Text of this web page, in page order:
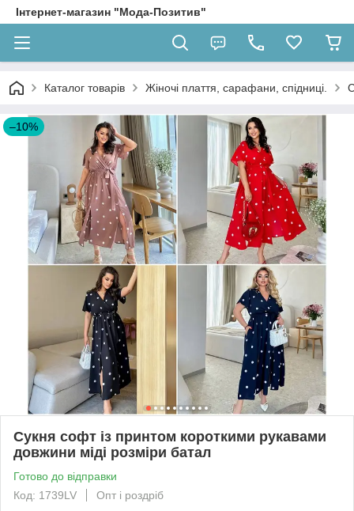
Інтернет-магазин "Мода-Позитив"
Каталог товарів Жіночі плаття, сарафани, спідниці.
–10%
Сукня софт із принтом короткими рукавами
довжини міді розміри батал
Готово до відправки
Код: 1739LV
Опт і роздріб